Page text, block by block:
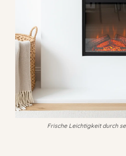
Frische Leichtigkeit durch